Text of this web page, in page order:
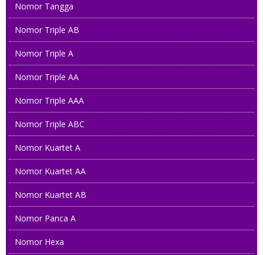
Nomor Tangga
Nomor Triple AB
Nomor Triple A
Nomor Triple AA
Nomor Triple AAA
Nomor Triple ABC
Nomor Kuartet A
Nomor Kuartet AA
Nomor Kuartet AB
Nomor Panca A
Nomor Hexa
0822 3333 9989
081 393 234566